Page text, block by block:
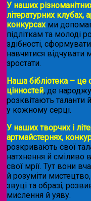
У наших
літературних клубах,
конкурсахми
підліткам та молоді
здібності,
навчитися відчувати
зростати.
Наша бібліотека – це
цінностей, де
розквітають таланти
у кожному серці.
У наших творчих і
артмайстернях,
розкривають свої
натхнення й сміливо
свої мрії. Тут вони
й розуміти
звуці та образі,
мислення й уяву.